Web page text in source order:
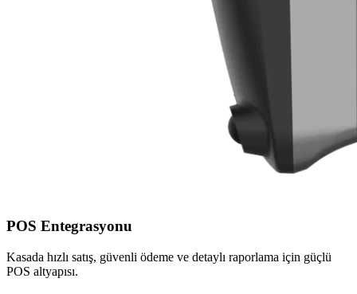
POS Entegrasyonu
Kasada hızlı satış, güvenli ödeme ve detaylı raporlama için güçlü
POS altyapısı.